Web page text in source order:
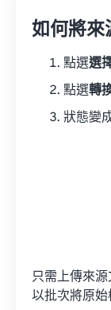
如何將來
點選選
點選轉
狀態變
只需上傳來
以批次將原始